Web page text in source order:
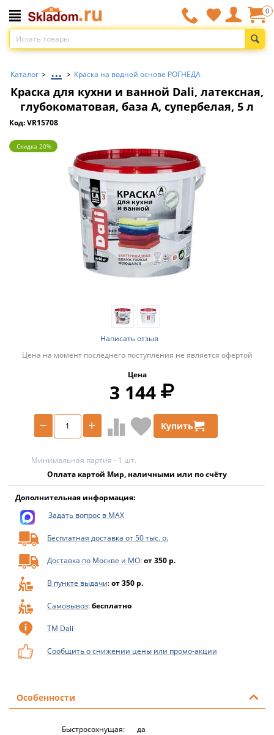
0
Каталог > ... > Краска на водной основе РОГНЕДА
Краска для кухни и ванной Dali, латексная,
глубокоматовая, база A, супербелая, 5 л
Код: VR15708
Скидка 20%
Написать отзыв
Цена на момент последнего поступления не является офертой
Цена
3 144
+
− Купить
Минимальная партия - 1 шт.
Оплата картой Мир, наличными или по счёту
Дополнительная информация:
Задать вопрос в MAX
Бесплатная доставка от 50 тыс. р.
Доставка по Москве и МО:от 350 р.
В пункте выдачи:от 350 р.
Самовывоз:бесплатно
ТМ Dali
Сообщить о снижении цены или промо-акции
Особенности
Быстросохнущая: да